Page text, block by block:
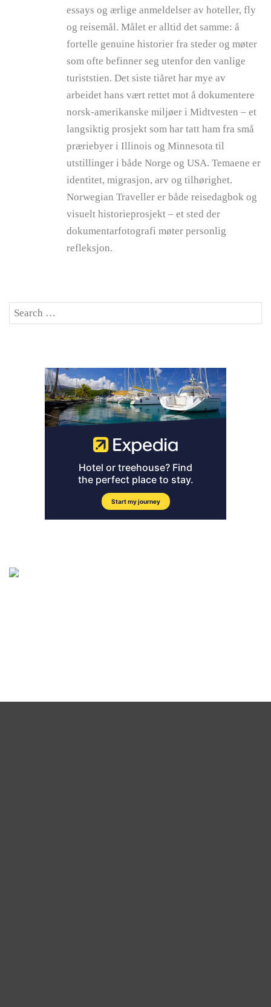
essays og ærlige anmeldelser av hoteller, fly
og reisemål. Målet er alltid det samme: å
fortelle genuine historier fra steder og møter
som ofte befinner seg utenfor den vanlige
turiststien. Det siste tiåret har mye av
arbeidet hans vært rettet mot å dokumentere
norsk-amerikanske miljøer i Midtvesten – et
langsiktig prosjekt som har tatt ham fra små
præriebyer i Illinois og Minnesota til
utstillinger i både Norge og USA. Temaene er
identitet, migrasjon, arv og tilhørighet.
Norwegian Traveller er både reisedagbok og
visuelt historieprosjekt – et sted der
dokumentarfotografi møter personlig
refleksjon.
Search